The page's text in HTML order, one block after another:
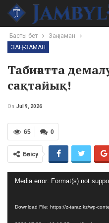
Басты бет
Заң-заман
ЗАҢ-ЗАМАН
Табиғатта
сақтайық!
On Jul 9, 2026
0
65
Бөлісу
Video
Media error: Format(s) not
Download File: https://z-taraz.kz/wp-